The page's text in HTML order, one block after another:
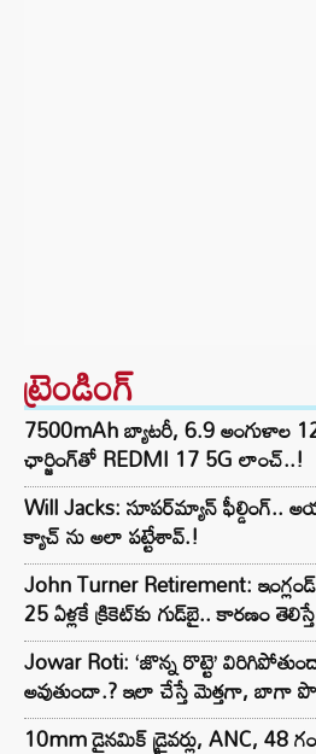
ట్రెండింగ్‌
7500mAh బ్యాటరీ, 6.9 అంగుళాల
ఛార్జింగ్‌తో REDMI 17 5G లాంచ్..!
Will Jacks: సూపర్‌మ్యాన్
క్యాచ్ ను అలా పట్టేశావ్.!
John Turner Retirement:
25 ఏళ్లకే క్రికెట్‌కు గుడ్‌బై.. కారణం
Jowar Roti: ‘జొన్న రొట్టె’
అవుతుందా.? ఇలా చేస్తే మెత్తగా, బాగా
10mm డైనమిక్ డ్రైవర్లు, ANC, 48